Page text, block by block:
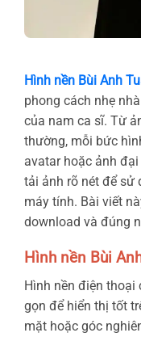
Hình nền Bùi Anh
phong cách nhẹ
của nam ca sĩ. Từ
thường, mỗi bức
avatar hoặc ảnh
tải ảnh rõ nét để sử
máy tính. Bài viết
download và đúng
Hình nền Bùi
Hình nền điện thoại
gọn để hiển thị tốt
mặt hoặc góc